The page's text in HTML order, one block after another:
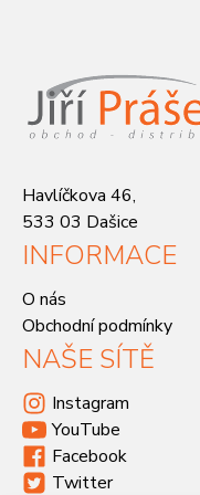
Havlíčkova 46,
533 03 Dašice
INFORMACE
O nás
Obchodní podmínky
NAŠE SÍTĚ
Instagram
YouTube
Facebook
Twitter